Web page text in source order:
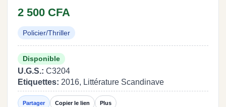
2 500 CFA
Policier/Thriller
Disponible
U.G.S.: C3204
Etiquettes: 2016, Littérature Scandinave
Partager Copier le lien Plus